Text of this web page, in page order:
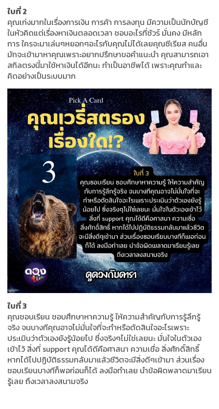
ใบที่ 2
คุณเก่งมากในเรื่องการเงิน การค้า การลงทุน มีความเป็นนักบัญชี
ในหัวคิดแต่เรื่องหาเงินตลอดเวลา ชอบอะไรที่ชัวร์ มั่นคง มีหลัก
การ ใครจะมาเล่นๆหยอกๆอะไรกับคุณไม่ได้เลยคุณซีเรียส คนอื่น
มักจะเข้ามาหาคุณเพราะอยากปรึกษาขอคำแนะนำ คุณสามารถเอา
สกิลตรงนี้มาใช้หาเงินได้อีกนะ ทำเป็นอาชีพได้ เพราะคุณทำและ
คิดอย่างเป็นระบบมาก
ใบที่ 3
คุณชอบเรียน ชอบศึกษาหาความรู้ ให้ความสำคัญกับการรู้ลึกรู้
จริง จนบางทีคุณอาจไม่มั่นใจที่จะทำหรือตัดสินใจอะไรเพราะ
ประเมินว่าตัวเองยังรู้น้อยไป ซึ่งจริงๆไม่ใช่เลยนะ มั่นใจในตัวเอง
เข้าไว้ สิ่งที่ support คุณได้ดีคือศาสนา ความเชื่อ สิ่งศักดิ์สิทธิ์
หากได้ไปปฏิบัติธรรมกลับมาแล้วชีวิตจะมีสิ่งดีๆเข้ามา ส่วนเรื่อง
ชอบเรียนบางทีก็พอก่อนก็ได้ ลงมือทำเลย นำข้อผิดพลาดมาเรียน
รู้เลย ถึงเวลาลงสนามจริง